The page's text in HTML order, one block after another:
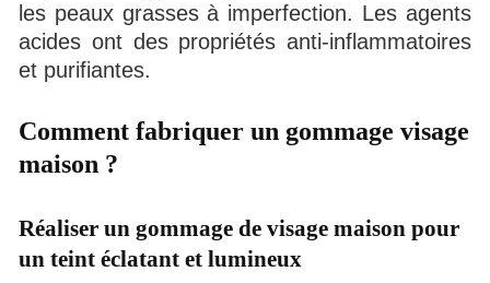
les peaux grasses à imperfection. Les agents
acides ont des propriétés anti-inflammatoires
et purifiantes.
Comment fabriquer un gommage visage
maison ?
Réaliser un gommage de visage maison pour
un teint éclatant et lumineux